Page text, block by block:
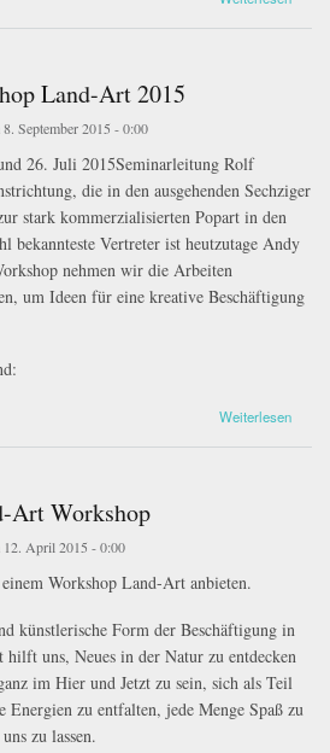
Land-Art 2015
8. September 2015 - 0:00
26. Juli 2015Seminarleitung Rolf
die in den ausgehenden Sechziger
stark kommerzialisierten Popart in den
bekannteste Vertreter ist heutzutage Andy
nehmen wir die Arbeiten
um Ideen für eine kreative Beschäftigung
Weiterlesen
Art Workshop
12. April 2015 - 0:00
Workshop Land-Art anbieten.
künstlerische Form der Beschäftigung in
uns, Neues in der Natur zu entdecken
im Hier und Jetzt zu sein, sich als Teil
zu entfalten, jede Menge Spaß zu
zu lassen.